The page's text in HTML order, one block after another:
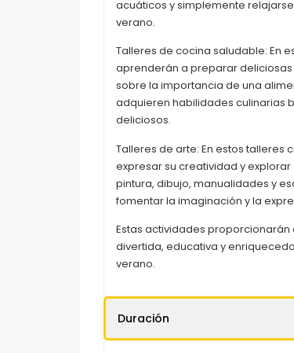
acuáticos y simplemente
verano.
Talleres de cocina saludable: En
aprenderán a preparar
sobre la importancia de una
adquieren habilidades culinarias
deliciosos.
Talleres de arte: En estos talleres
expresar su creatividad y
pintura, dibujo, manualidades y
fomentar la imaginación y la
Estas actividades
divertida, educativa y
verano.
Duración